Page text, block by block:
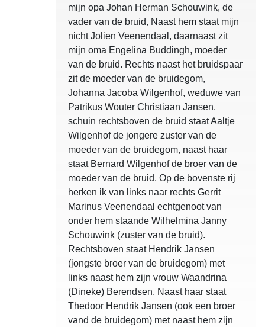
mijn opa Johan Herman Schouwink, de
vader van de bruid, Naast hem staat mijn
nicht Jolien Veenendaal, daarnaast zit
mijn oma Engelina Buddingh, moeder
van de bruid. Rechts naast het bruidspaar
zit de moeder van de bruidegom,
Johanna Jacoba Wilgenhof, weduwe van
Patrikus Wouter Christiaan Jansen.
schuin rechtsboven de bruid staat Aaltje
Wilgenhof de jongere zuster van de
moeder van de bruidegom, naast haar
staat Bernard Wilgenhof de broer van de
moeder van de bruid. Op de bovenste rij
herken ik van links naar rechts Gerrit
Marinus Veenendaal echtgenoot van
onder hem staande Wilhelmina Janny
Schouwink (zuster van de bruid).
Rechtsboven staat Hendrik Jansen
(jongste broer van de bruidegom) met
links naast hem zijn vrouw Waandrina
(Dineke) Berendsen. Naast haar staat
Thedoor Hendrik Jansen (ook een broer
vand de bruidegom) met naast hem zijn